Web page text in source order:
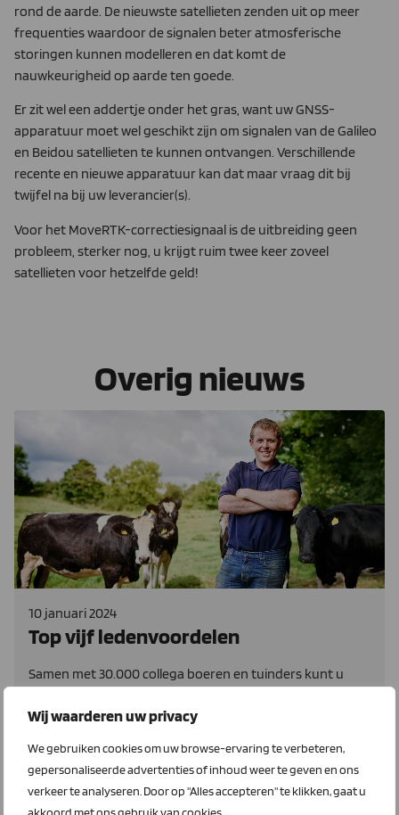
Wij waarderen uw privacy
We gebruiken cookies om uw browse-ervaring te verbeteren,
gepersonaliseerde advertenties of inhoud weer te geven en ons
verkeer te analyseren. Door op "Alles accepteren" te klikken, gaat u
akkoord met ons gebruik van cookies.
rond de aarde. De nieuwste satellieten zenden uit op meer
frequenties waardoor de signalen beter atmosferische
storingen kunnen modelleren en dat komt de
nauwkeurigheid op aarde ten goede.
Er zit wel een addertje onder het gras, want uw GNSS-
apparatuur moet wel geschikt zijn om signalen van de Galileo
en Beidou satellieten te kunnen ontvangen. Verschillende
recente en nieuwe apparatuur kan dat maar vraag dit bij
twijfel na bij uw leverancier(s).
Voor het MoveRTK-correctiesignaal is de uitbreiding geen
probleem, sterker nog, u krijgt ruim twee keer zoveel
satellieten voor hetzelfde geld!
Overig nieuws
10 januari 2024
Top vijf ledenvoordelen
Samen met 30.000 collega boeren en tuinders kunt u
en de andere leden met meer dan 50 partijen afspraken
Lees meer